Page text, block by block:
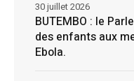
BUTEMBO : le
des enfants aux
Ebola.
30 juillet 2026